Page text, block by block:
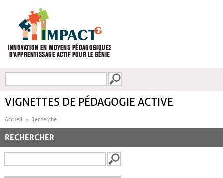
FORMULAIRE DE
VIGNETTES DE PÉDAGOGIE ACTIVE
Accueil Recherche
RECHERCHER